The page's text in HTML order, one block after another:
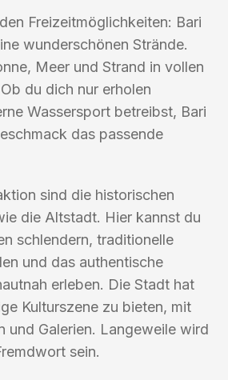
Freizeitmöglichkeiten: Bari
wunderschönen Strände.
Meer und Strand in vollen
du dich nur erholen
Wassersport betreibst, Bari
das passende
sind die historischen
die Altstadt. Hier kannst du
schlendern, traditionelle
und das authentische
erleben. Die Stadt hat
Kulturszene zu bieten, mit
und Galerien. Langeweile wird
sein.